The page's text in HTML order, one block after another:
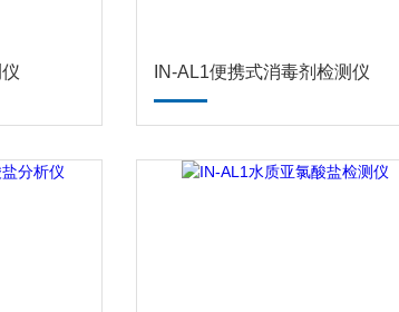
IN-AL1便携式消毒剂检测仪